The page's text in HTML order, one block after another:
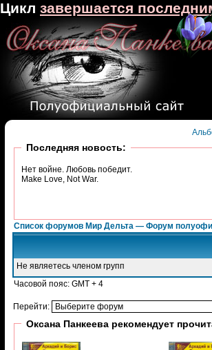
Последняя новость:
Нет войне. Любовь победит.
Make Love, Not War.
Список форумов Мир Дельта — Форум
Не являетесь членом групп
Часовой пояс: GMT + 4
Перейти:
Оксана Панкеева рекомендует
Цикл завершается